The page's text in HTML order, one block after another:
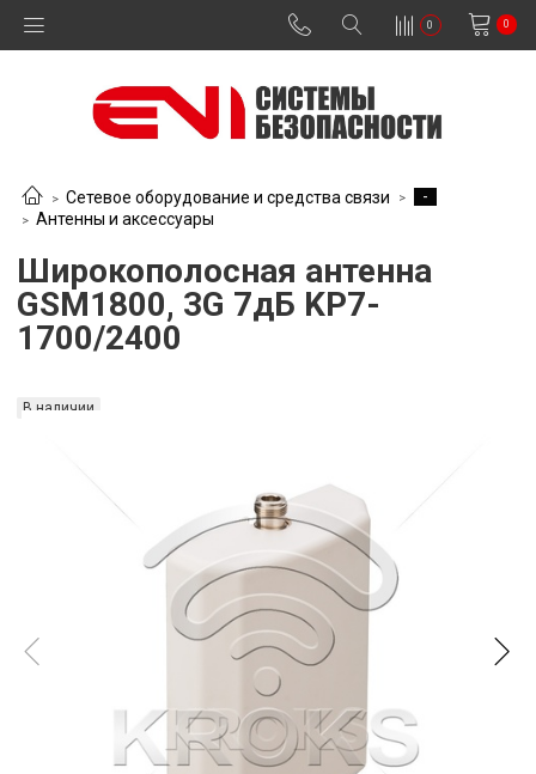
0 0
Сетевое оборудование и средства связи
-
Антенны и аксессуары
Широкополосная антенна
GSM1800, 3G 7дБ KP7-
1700/2400
В наличии